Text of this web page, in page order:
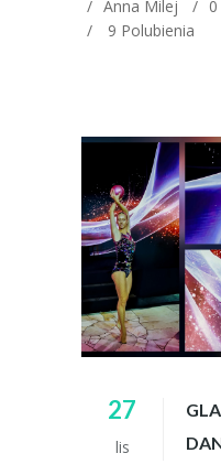
Anna Milej
9 Polubienia
27
lis